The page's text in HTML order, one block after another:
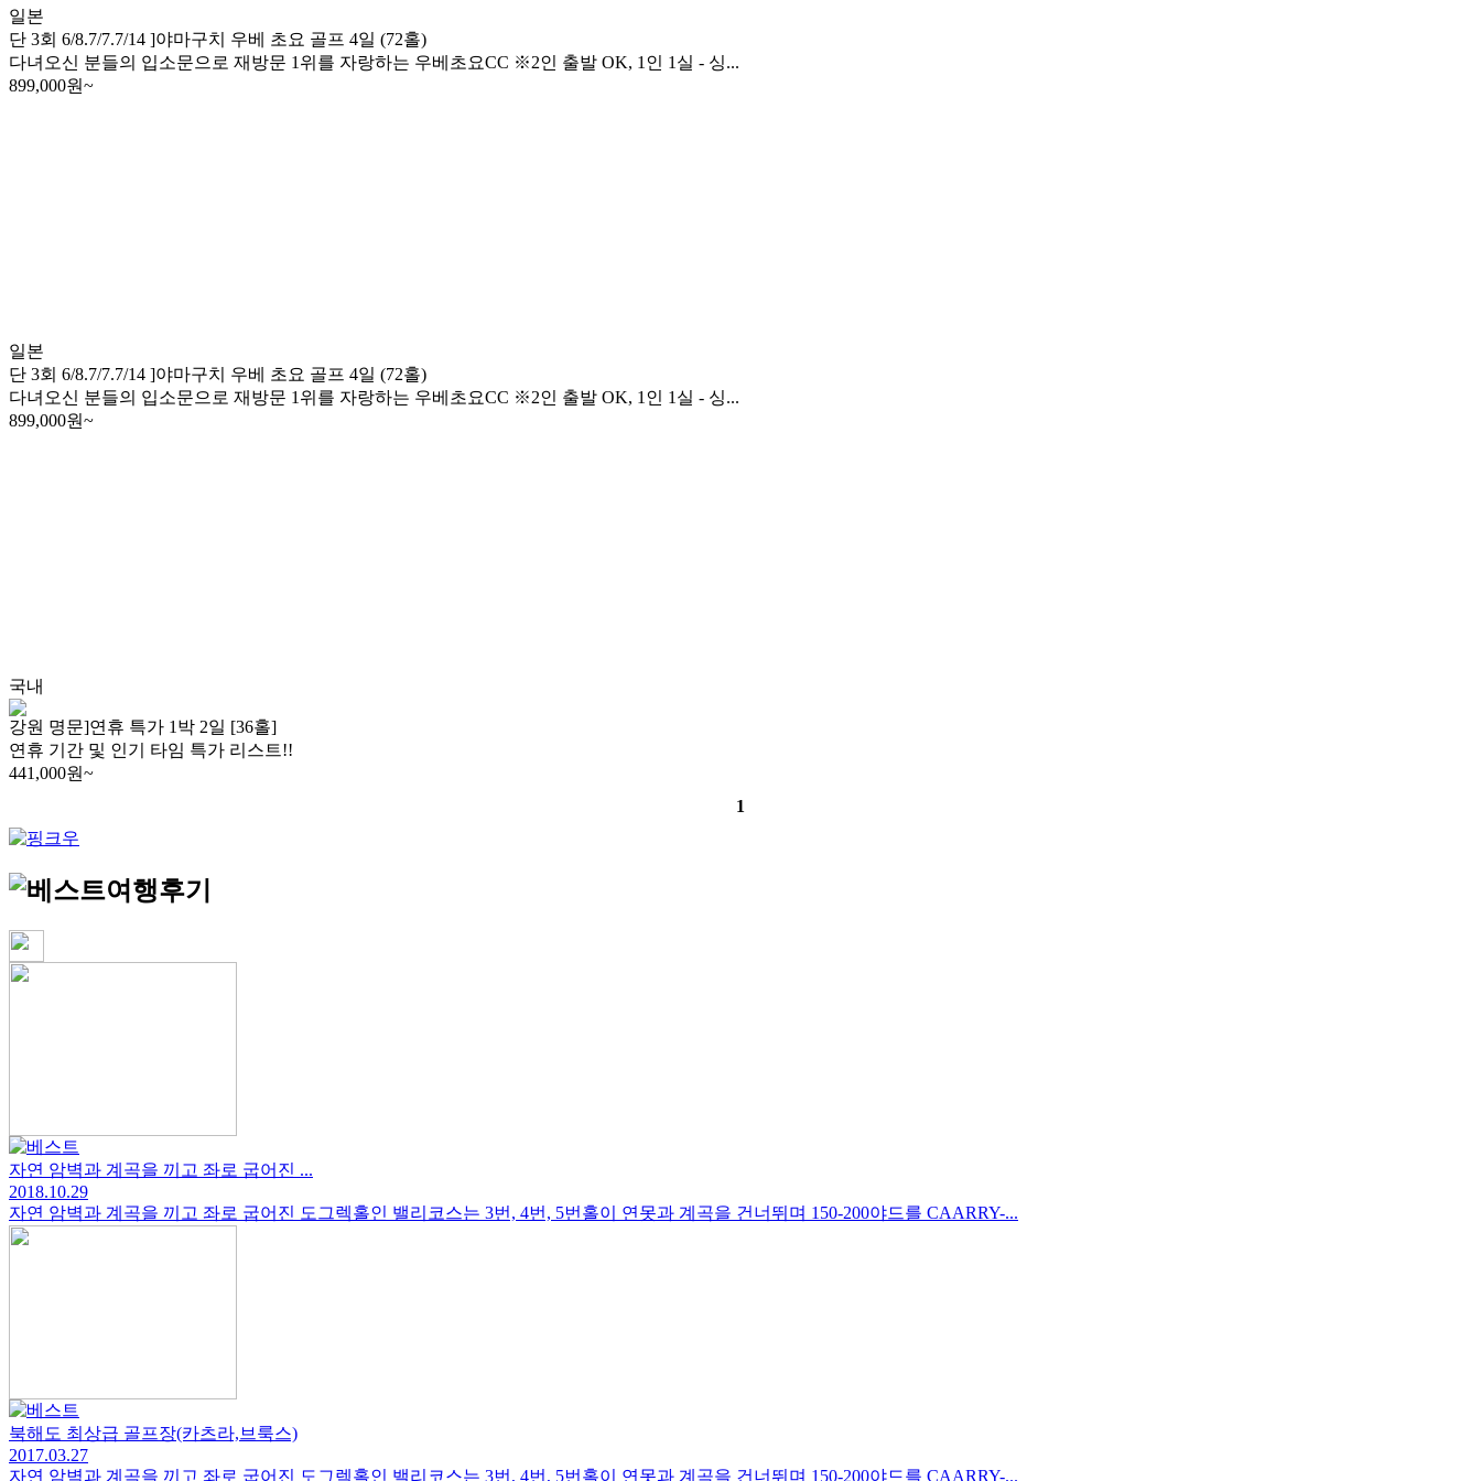
일본
단 3회 6/8.7/7.7/14 ]야마구치 우베 초요 골프 4일 (72홀)
다녀오신 분들의 입소문으로 재방문 1위를 자랑하는 우베초요CC ※2인 출발 OK, 1인 1실 - 싱...
899,000원~
일본
단 3회 6/8.7/7.7/14 ]야마구치 우베 초요 골프 4일 (72홀)
다녀오신 분들의 입소문으로 재방문 1위를 자랑하는 우베초요CC ※2인 출발 OK, 1인 1실 - 싱...
899,000원~
국내
강원 명문]연휴 특가 1박 2일 [36홀]
연휴 기간 및 인기 타임 특가 리스트!!
441,000원~
1
자연 암벽과 계곡을 끼고 좌로 굽어진 ...
2018.10.29
자연 암벽과 계곡을 끼고 좌로 굽어진 도그렉홀인 밸리코스는 3번, 4번, 5번홀이 연못과 계곡을 건너뛰며 150-200야드를 CAARRY-...
북해도 최상급 골프장(카츠라,브룩스)
2017.03.27
자연 암벽과 계곡을 끼고 좌로 굽어진 도그렉홀인 밸리코스는 3번, 4번, 5번홀이 연못과 계곡을 건너뛰며 150-200야드를 CAARRY-...